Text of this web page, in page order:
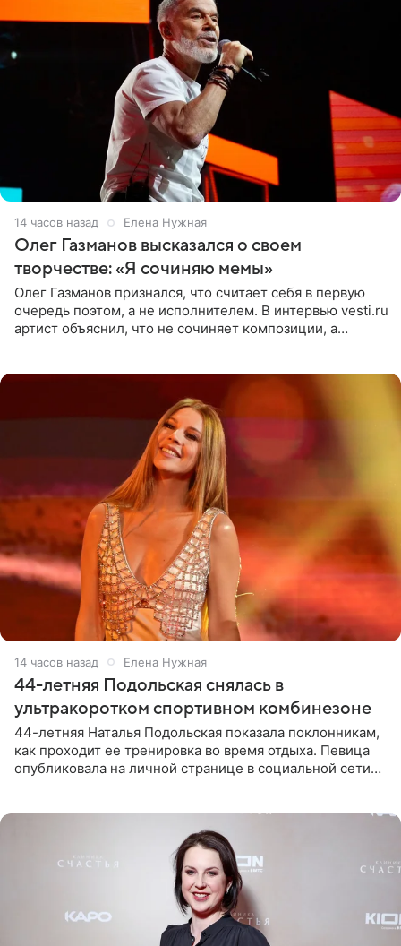
14 часов назад Елена Нужная
Олег Газманов высказался о своем
творчестве: «Я сочиняю мемы»
Олег Газманов признался, что считает себя в первую
очередь поэтом, а не исполнителем. В интервью vesti.ru
артист объяснил, что не сочиняет композиции, а
14 часов назад Елена Нужная
44-летняя Подольская снялась в
ультракоротком спортивном комбинезоне
44-летняя Наталья Подольская показала поклонникам,
как проходит ее тренировка во время отдыха. Певица
опубликовала на личной странице в социальной сети